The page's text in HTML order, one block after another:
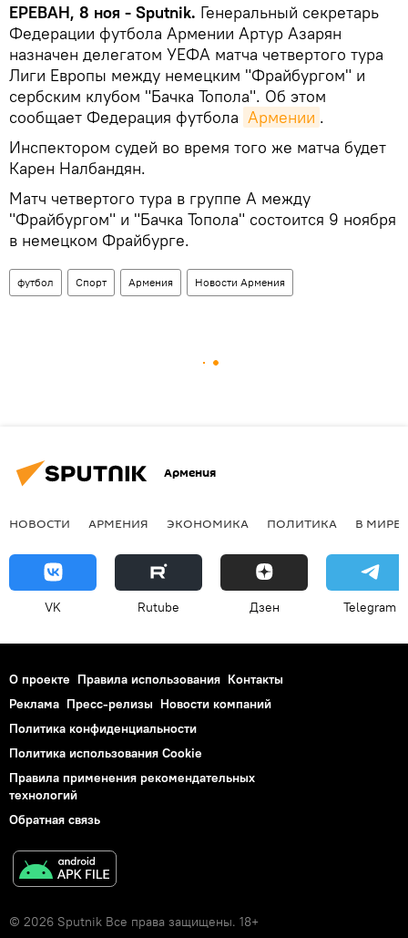
ЕРЕВАН, 8 ноя - Sputnik. Генеральный секретарь
Федерации футбола Армении Артур Азарян
назначен делегатом УЕФА матча четвертого тура
Лиги Европы между немецким "Фрайбургом" и
сербским клубом "Бачка Топола". Об этом
сообщает Федерация футбола Армении .
Инспектором судей во время того же матча будет
Карен Налбандян.
Матч четвертого тура в группе А между
"Фрайбургом" и "Бачка Топола" состоится 9 ноября
в немецком Фрайбурге.
футбол Спорт Армения Новости Армения
Армения
НОВОСТИ АРМЕНИЯ ЭКОНОМИКА ПОЛИТИКА В МИРЕ
VK Rutube Дзен Telegram
О проекте Правила использования Контакты
Реклама Пресс-релизы Новости компаний
Политика конфиденциальности
Политика использования Cookie
Правила применения рекомендательных
технологий
Обратная связь
© 2026 Sputnik Все права защищены. 18+